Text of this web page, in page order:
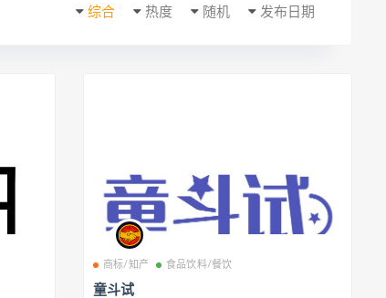
发布日期
随机
热度
综合
商标/知产 食品饮料/餐饮
童斗试